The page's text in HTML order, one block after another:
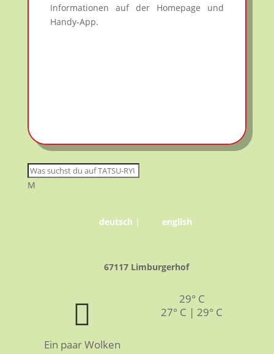
Informationen auf der Homepage und
Handy-App.
M
deutsch | english
67117 Limburgerhof
Ein paar Wolken
29° C
27° C | 29° C